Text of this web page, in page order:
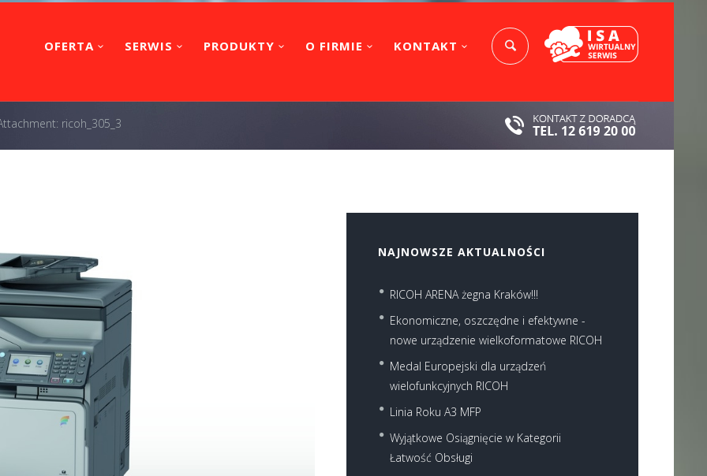
OFERTA SERWIS PRODUKTY O FIRMIE KONTAKT
ricoh_305_3
Next item
NAJNOWSZE AKTUALNOŚCI
RICOH ARENA żegna Kraków!!!
Ekonomiczne, oszczędne i efektywne -
nowe urządzenie wielkoformatowe RICOH
Medal Europejski dla urządzeń
wielofunkcyjnych RICOH
Linia Roku A3 MFP
Wyjątkowe Osiągnięcie w Kategorii
Łatwość Obsługi